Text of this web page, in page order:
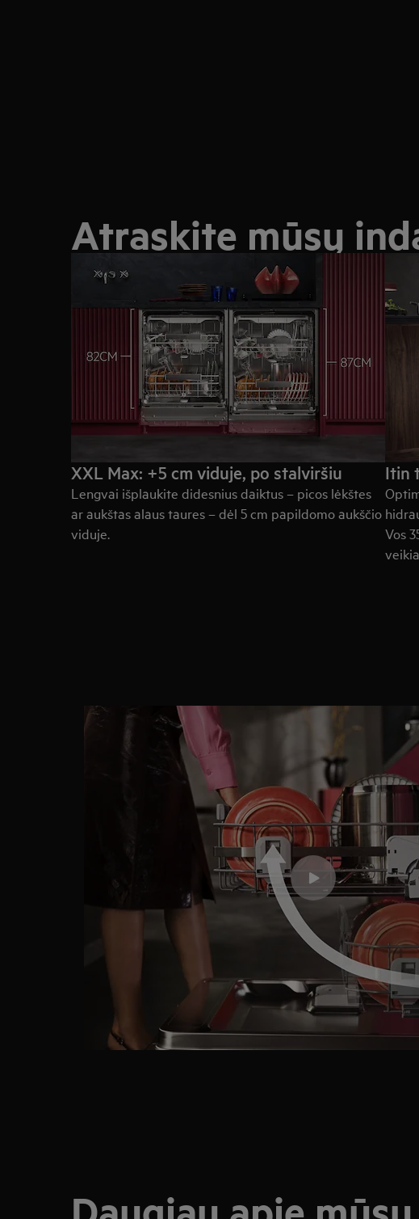
Atraskite mūsų
XXL Max: +5 cm viduje, po stalviršiu
Lengvai išplaukite didesnius daiktus – picos lėkštes
ar aukštas alaus taures – dėl 5 cm papildomo aukščio
viduje.
Itin
Vos